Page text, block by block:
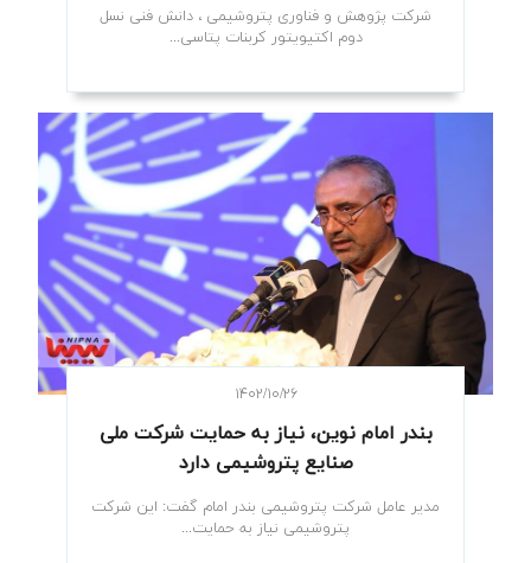
شرکت پژوهش و فناوری پتروشیمی ، دانش فنی نسل
دوم اکتیویتور کربنات پتاسی...
۱۴۰۲/۱۰/۲۶
بندر امام نوین، نیاز به حمایت شرکت ملی
صنایع پتروشیمی دارد
مدیر عامل شرکت پتروشیمی بندر امام گفت: این شرکت
پتروشیمی نیاز به حمایت...